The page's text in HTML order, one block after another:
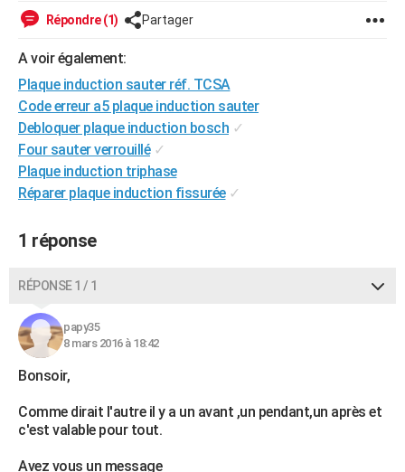
Art de vivre
Bien-être
Loisirs
Mode
Modes de vie
Alimentation
Guide de la santé
Maladies
Médicaments
Sommeil
Destinations
City break
Voyage nature
Voyage de noces
Forum
Climat
+PHOTO
GUIDES D'ACHAT
BONS PLANS
Carte de Noël
Carte Bonne année
Carte Saint-Valentin
Carte Pâques
Carte d'anniversaire
DICTIONNAIRE
Dictionnaire
Biographies
Citations
Expressions
Proverbes
PROGRAMME TV
COPAINS D'AVANT
S'inscrire
Se connecter
Lycées
Collèges
Primaires
Universités
Entreprises
Service militaire
Avis de recherche
Bricolage
Lifestyle
Culture
Sport
Auto
Television
Voyage
Cinema
Répondre (1) Partager
A voir également:
Plaque induction sauter réf. TCSA
Code erreur a5 plaque induction sauter
Debloquer plaque induction bosch ✓
Four sauter verrouillé ✓
Plaque induction triphase
Réparer plaque induction fissurée ✓
1 réponse
RÉPONSE 1 / 1
papy35
8 mars 2016 à 18:42
Bonsoir,
Comme dirait l'autre il y a un avant ,un pendant,un après et
c'est valable pour tout.
Avez vous un message